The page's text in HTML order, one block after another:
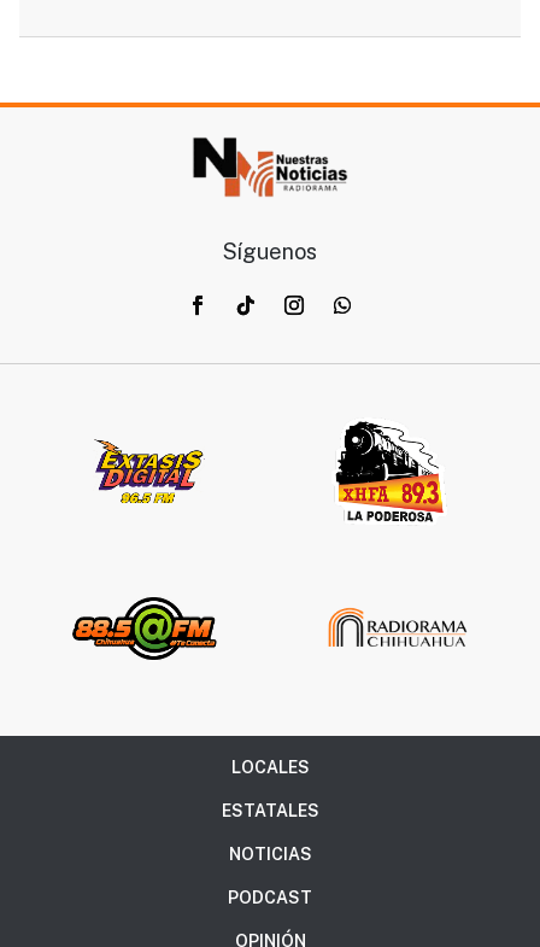
Síguenos
LOCALES
ESTATALES
NOTICIAS
PODCAST
OPINIÓN